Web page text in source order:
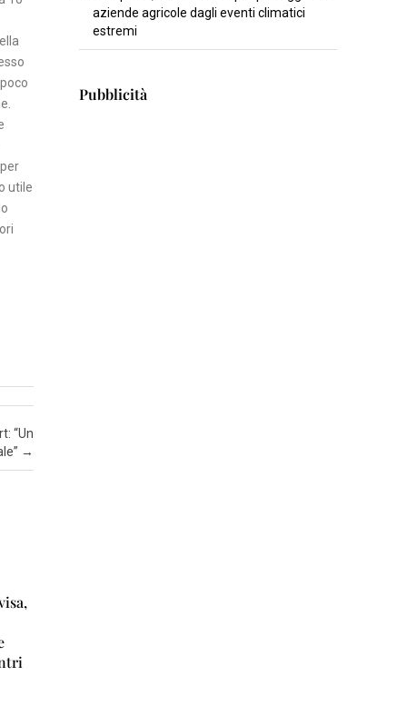
I
N
E
utile
“Un
→
aziende agricole dagli eventi climatici
estremi
Pubblicità